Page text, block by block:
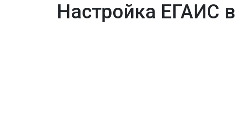
Настройка ЕГАИС